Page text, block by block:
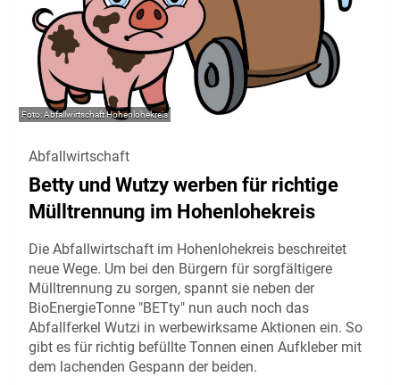
Abfallwirtschaft Hohenlohekreis
Abfallwirtschaft
Betty und Wutzy werben für richtige
Mülltrennung im Hohenlohekreis
Die Abfallwirtschaft im Hohenlohekreis beschreitet
neue Wege. Um bei den Bürgern für sorgfältigere
Mülltrennung zu sorgen, spannt sie neben der
BioEnergieTonne "BETty" nun auch noch das
Abfallferkel Wutzi in werbewirksame Aktionen ein. So
gibt es für richtig befüllte Tonnen einen Aufkleber mit
dem lachenden Gespann der beiden.